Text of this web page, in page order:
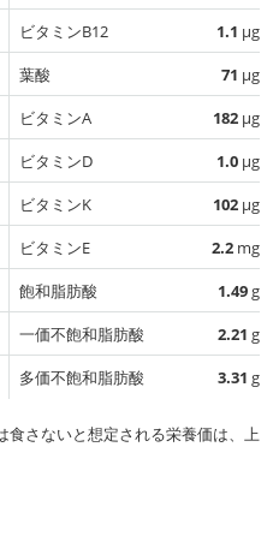
ビタミンB12
1.1 µg
葉酸
71 µg
ビタミンA
182 µg
ビタミンD
1.0 µg
ビタミンK
102 µg
ビタミンE
2.2 mg
飽和脂肪酸
1.49g
一価不飽和脂肪酸
2.21 g
多価不飽和脂肪酸
3.31 g
食さないと想定される栄養価は、上